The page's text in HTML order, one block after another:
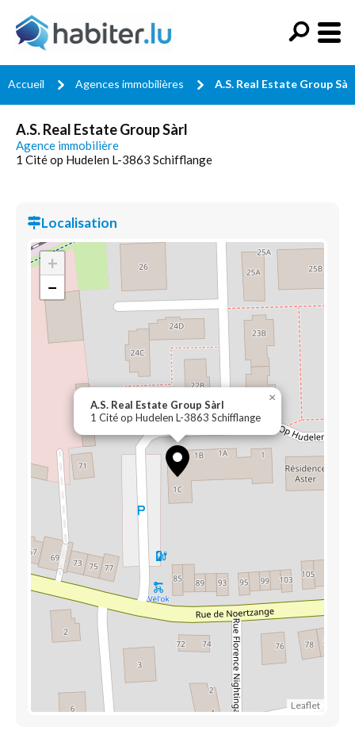
Accueil Agences immobilières A.S. Real Estate Group Sàrl
A.S. Real Estate Group Sàrl
Agence immobilière
1 Cité op Hudelen L-3863 Schifflange
Localisation
A.S. Real Estate Group Sàrl
1 Cité op Hudelen L-3863 Schifflange
×
+
−
Leaflet